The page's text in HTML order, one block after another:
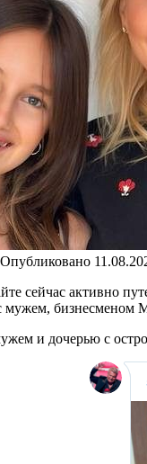
Опубликовано
сейчас активно
мужем,
и дочерью с